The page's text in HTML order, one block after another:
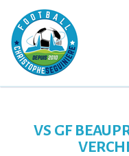
VS GF
Panneau de gestion des